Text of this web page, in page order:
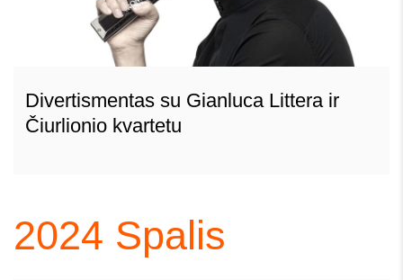
Divertismentas su Gianluca Littera ir
Čiurlionio kvartetu
2024 Spalis